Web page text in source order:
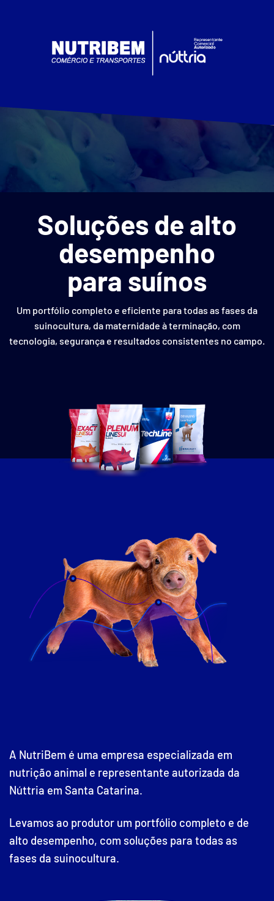
Soluções de alto
desempenho
para suínos
Um portfólio completo e eficiente para todas as fases da
suinocultura, da maternidade à terminação, com
tecnologia, segurança e resultados consistentes no campo.
A NutriBem é uma empresa especializada em
nutrição animal e representante autorizada da
Núttria em Santa Catarina.
Levamos ao produtor um portfólio completo e de
alto desempenho, com soluções para todas as
fases da suinocultura.